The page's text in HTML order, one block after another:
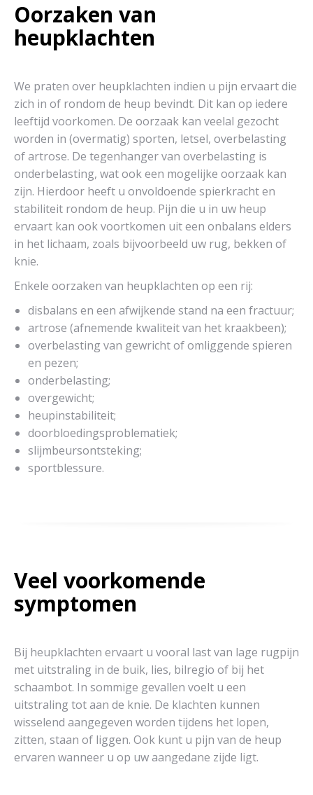
Oorzaken van
heupklachten
We praten over heupklachten indien u pijn ervaart die
zich in of rondom de heup bevindt. Dit kan op iedere
leeftijd voorkomen. De oorzaak kan veelal gezocht
worden in (overmatig) sporten, letsel, overbelasting
of artrose. De tegenhanger van overbelasting is
onderbelasting, wat ook een mogelijke oorzaak kan
zijn. Hierdoor heeft u onvoldoende spierkracht en
stabiliteit rondom de heup. Pijn die u in uw heup
ervaart kan ook voortkomen uit een onbalans elders
in het lichaam, zoals bijvoorbeeld uw rug, bekken of
knie.
Enkele oorzaken van heupklachten op een rij:
disbalans en een afwijkende stand na een fractuur;
artrose (afnemende kwaliteit van het kraakbeen);
overbelasting van gewricht of omliggende spieren
en pezen;
onderbelasting;
overgewicht;
heupinstabiliteit;
doorbloedingsproblematiek;
slijmbeursontsteking;
sportblessure.
Veel voorkomende
symptomen
Bij heupklachten ervaart u vooral last van lage rugpijn
met uitstraling in de buik, lies, bilregio of bij het
schaambot. In sommige gevallen voelt u een
uitstraling tot aan de knie. De klachten kunnen
wisselend aangegeven worden tijdens het lopen,
zitten, staan of liggen. Ook kunt u pijn van de heup
ervaren wanneer u op uw aangedane zijde ligt.